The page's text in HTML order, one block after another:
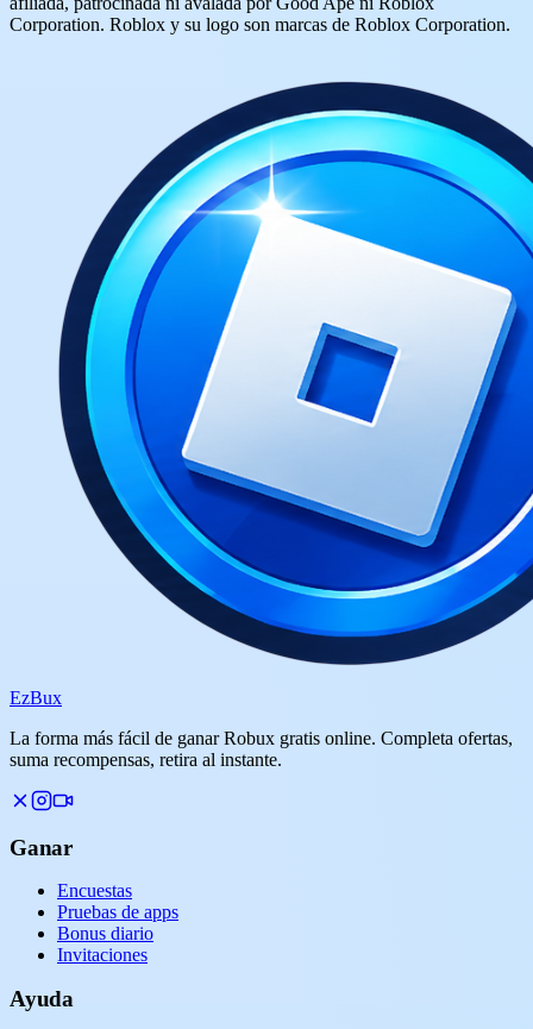
Corporation. Roblox y su logo son marcas de Roblox Corporation.
EzBux
La forma más fácil de ganar Robux gratis online. Completa ofertas,
suma recompensas, retira al instante.
Ganar
Encuestas
Pruebas de apps
Bonus diario
Invitaciones
Ayuda